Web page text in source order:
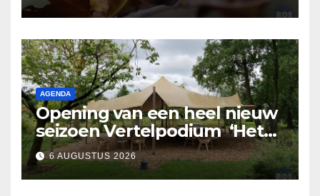
AGENDA
Opening van een heel nieuw
seizoen Vertelpodium ‘Het
Lopende Vuur’. Landelijke
verhalen in Bomentuin D’n
Hooidonk
6 AUGUSTUS 2026